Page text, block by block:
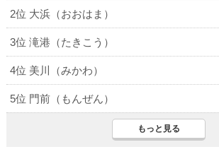
2位 大浜（おおはま）
3位 滝港（たきこう）
4位 美川（みかわ）
5位 門前（もんぜん）
もっと見る